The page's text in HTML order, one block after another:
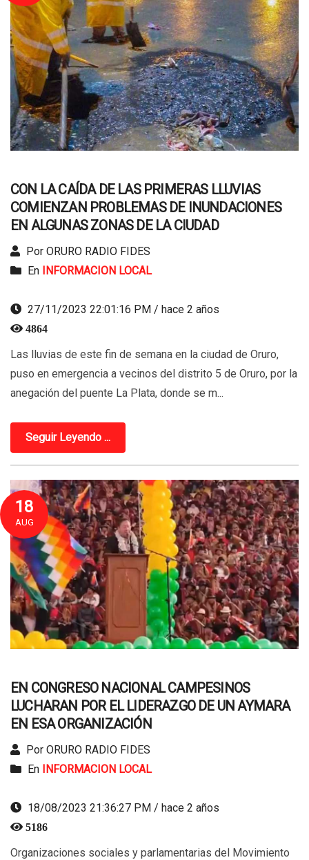
CON LA CAÍDA DE LAS PRIMERAS LLUVIAS
COMIENZAN PROBLEMAS DE INUNDACIONES
EN ALGUNAS ZONAS DE LA CIUDAD
Por ORURO RADIO FIDES
En INFORMACION LOCAL
27/11/2023 22:01:16 PM / hace 2 años
4864
Las lluvias de este fin de semana en la ciudad de Oruro,
puso en emergencia a vecinos del distrito 5 de Oruro, por la
anegación del puente La Plata, donde se m...
Seguir Leyendo ...
18
AUG
EN CONGRESO NACIONAL CAMPESINOS
LUCHARAN POR EL LIDERAZGO DE UN AYMARA
EN ESA ORGANIZACIÓN
Por ORURO RADIO FIDES
En INFORMACION LOCAL
18/08/2023 21:36:27 PM / hace 2 años
5186
Organizaciones sociales y parlamentarias del Movimiento